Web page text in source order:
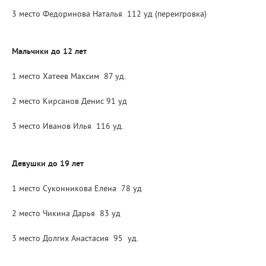
3 место Федоринова Наталья 112 уд (переигровка)
Мальчики до 12 лет
1 место Хатеев Максим 87 уд.
2 место Кирсанов Денис 91 уд
3 место Иванов Илья 116 уд.
Девушки до 19 лет
1 место Суконникова Елена 78 уд
2 место Чикина Дарья 83 уд
3 место Долгих Анастасия 95 уд.